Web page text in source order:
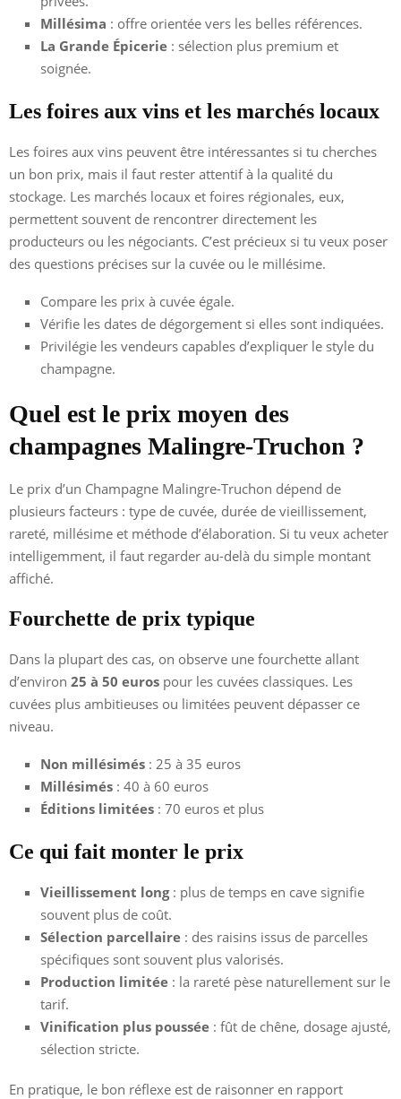
Millésima : offre orientée vers les belles références.
La Grande Épicerie : sélection plus premium et
soignée.
Les foires aux vins et les marchés locaux
Les foires aux vins peuvent être intéressantes si tu cherches
un bon prix, mais il faut rester attentif à la qualité du
stockage. Les marchés locaux et foires régionales, eux,
permettent souvent de rencontrer directement les
producteurs ou les négociants. C’est précieux si tu veux poser
des questions précises sur la cuvée ou le millésime.
Compare les prix à cuvée égale.
Vérifie les dates de dégorgement si elles sont indiquées.
Privilégie les vendeurs capables d’expliquer le style du
champagne.
Quel est le prix moyen des
champagnes Malingre-Truchon ?
Le prix d’un Champagne Malingre-Truchon dépend de
plusieurs facteurs : type de cuvée, durée de vieillissement,
rareté, millésime et méthode d’élaboration. Si tu veux acheter
intelligemment, il faut regarder au-delà du simple montant
affiché.
Fourchette de prix typique
Dans la plupart des cas, on observe une fourchette allant
d’environ 25 à 50 euros pour les cuvées classiques. Les
cuvées plus ambitieuses ou limitées peuvent dépasser ce
niveau.
Non millésimés : 25 à 35 euros
Millésimés : 40 à 60 euros
Éditions limitées : 70 euros et plus
Ce qui fait monter le prix
Vieillissement long: plus de temps en cave signifie
souvent plus de coût.
Sélection parcellaire : des raisins issus de parcelles
spécifiques sont souvent plus valorisés.
Production limitée : la rareté pèse naturellement sur le
tarif.
Vinification plus poussée : fût de chêne, dosage ajusté,
sélection stricte.
En pratique, le bon réflexe est de raisonner en rapport